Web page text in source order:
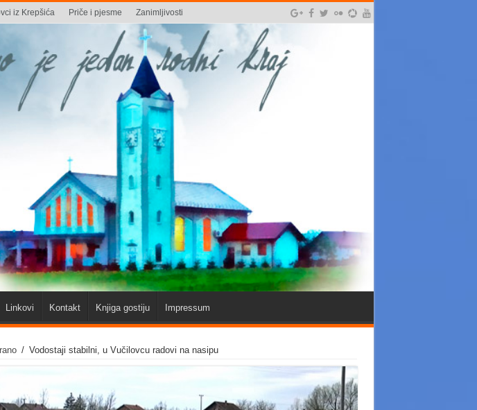
iz Krepšića Priče i pjesme Zanimljivosti
Linkovi Kontakt Knjiga gostiju Impressum
/ Vodostaji stabilni, u Vučilovcu radovi na nasipu